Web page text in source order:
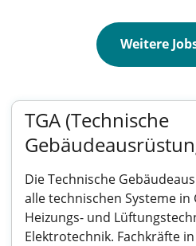
Weitere
TGA (Technische
Die Technische
alle technischen Systeme in
Heizungs- und
Elektrotechnik. Fachkräfte